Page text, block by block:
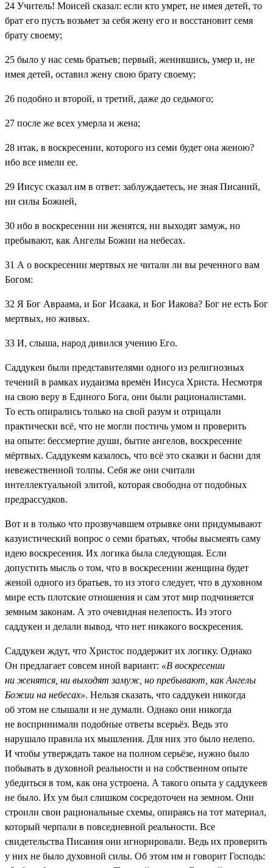
24 Учитель! Моисей сказал: если кто умрет, не имея детей, то
брат его пусть возьмет за себя жену его и восстановит семя
брату своему;
25 было у нас семь братьев; первый, женившись, умер и, не
имея детей, оставил жену свою брату своему;
26 подобно и второй, и третий, даже до седьмого;
27 после же всех умерла и жена;
28 итак, в воскресении, которого из семи будет она женою?
ибо все имели ее.
29 Иисус сказал им в ответ: заблуждаетесь, не зная Писаний,
ни силы Божией,
30 ибо в воскресении ни женятся, ни выходят замуж, но
пребывают, как Ангелы Божии на небесах.
31 А о воскресении мертвых не читали ли вы реченного вам
Богом:
32 Я Бог Авраама, и Бог Исаака, и Бог Иакова? Бог не есть Бог
мертвых, но живых.
33 И, слыша, народ дивился учению Его.
Саддукеи были представителями одного из религиозных
течений в рамках иудаизма времён Иисуса Христа. Несмотря
на свою веру в Единого Бога, они были рационалистами.
То есть опирались только на свой разум и отрицали
практически всё, что не могли постичь умом и проверить
на опыте: бессмертие души, бытие ангелов, воскресение
мёртвых. Саддукеям казалось, что всё это сказки и басни для
невежественной толпы. Себя же они считали
интеллектуальной элитой, которая свободна от подобных
предрассудков.
Вот и в только что прозвучавшем отрывке они придумывают
казуистический вопрос о семи братьях, чтобы высмеять саму
идею воскресения. Их логика была следующая. Если
допустить мысль о том, что в воскресении женщина будет
женой одного из братьев, то из этого следует, что в духовном
мире есть плотские отношения и сам этот мир подчиняется
земным законам. А это очевидная нелепость. Из этого
саддукеи и делали вывод, что нет никакого воскресения.
Саддукеи ждут, что Христос поддержит их логику. Однако
Он предлагает совсем иной вариант: «В воскресении
ни женятся, ни выходят замуж, но пребывают, как Ангелы
Божии на небесах». Нельзя сказать, что саддукеи никогда
об этом не слышали и не думали. Однако они никогда
не воспринимали подобные ответы всерьёз. Ведь это
нарушало правила их мышления. Для них это было нелепо.
И чтобы утверждать такое на полном серьёзе, нужно было
побывать в духовной реальности и на собственном опыте
убедиться в том, как она устроена. А такого опыта у саддукеев
не было. Их ум был слишком сосредоточен на земном. Они
строили свои рациональные схемы, опираясь на тот материал,
который черпали в повседневной реальности. Все
свидетельства Писания они игнорировали. Ведь их проверить
у них не было духовной силы. Об этом им и говорит Господь: